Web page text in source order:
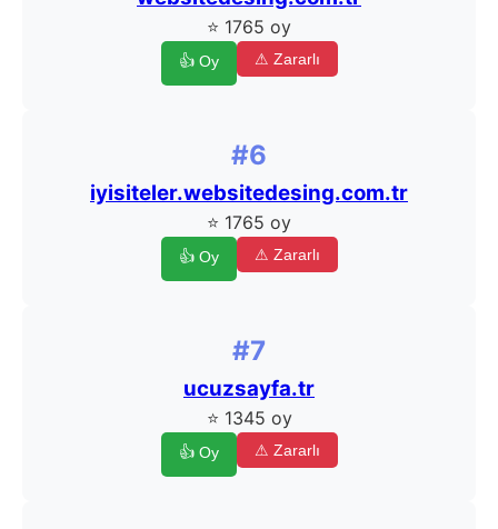
⭐ 1765 oy
👍 Oy ⚠ Zararlı
#6
iyisiteler.websitedesing.com.tr
⭐ 1765 oy
👍 Oy ⚠ Zararlı
#7
ucuzsayfa.tr
⭐ 1345 oy
👍 Oy ⚠ Zararlı